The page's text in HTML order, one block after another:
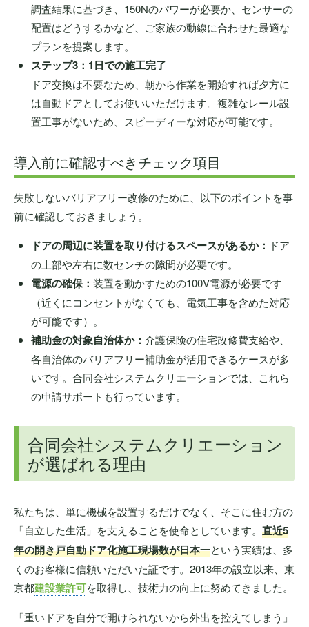
調査結果に基づき、150Nのパワーが必要か、センサーの
配置はどうするかなど、ご家族の動線に合わせた最適な
プランを提案します。
ステップ3：1日での施工完了
ドア交換は不要なため、朝から作業を開始すれば夕方に
は自動ドアとしてお使いいただけます。複雑なレール設
置工事がないため、スピーディーな対応が可能です。
導入前に確認すべきチェック項目
失敗しないバリアフリー改修のために、以下のポイントを事
前に確認しておきましょう。
ドアの周辺に装置を取り付けるスペースがあるか： ドア
の上部や左右に数センチの隙間が必要です。
電源の確保： 装置を動かすための100V電源が必要です
（近くにコンセントがなくても、電気工事を含めた対応
が可能です）。
補助金の対象自治体か： 介護保険の住宅改修費支給や、
各自治体のバリアフリー補助金が活用できるケースが多
いです。合同会社システムクリエーションでは、これら
の申請サポートも行っています。
合同会社システムクリエーション
が選ばれる理由
私たちは、単に機械を設置するだけでなく、そこに住む方の
「自立した生活」を支えることを使命としています。 直近5
年の開き戸自動ドア化施工現場数が日本一という実績は、多
くのお客様に信頼いただいた証です。2013年の設立以来、東
京都建設業許可を取得し、技術力の向上に努めてきました。
「重いドアを自分で開けられないから外出を控えてしまう」